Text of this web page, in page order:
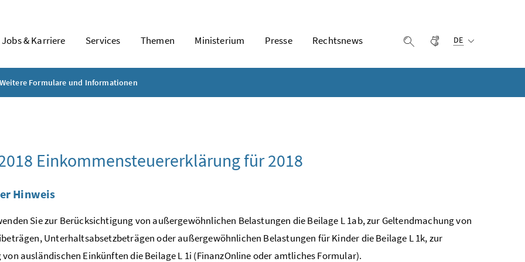
Jobs & Karriere Services Themen Ministerium Presse Rechtsnews Suche einblenden
Gebärdensprache
DE
Weitere Formulare und Informationen
Einkommensteuererklärung für 2018
Hinweis
Sie zur Berücksichtigung von außergewöhnlichen Belastungen die Beilage L 1ab, zur Geltendmachung von
Unterhaltsabsetzbeträgen oder außergewöhnlichen Belastungen für Kinder die Beilage L 1k, zur
ausländischen Einkünften die Beilage L 1i (FinanzOnline oder amtliches Formular).